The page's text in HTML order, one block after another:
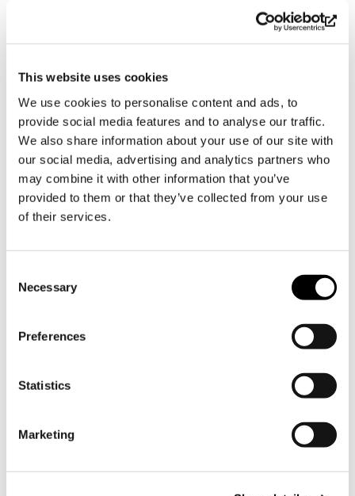
This website uses cookies
We use cookies to personalise content and ads, to
provide social media features and to analyse our traffic.
We also share information about your use of our site with
our social media, advertising and analytics partners who
may combine it with other information that you’ve
provided to them or that they’ve collected from your use
of their services.
Selection
Necessary
Preferences
Statistics
Marketing
Tervetuloa tutustumaan Amos Andersonin
taidekokoelmaan sekä vaihtuviin
taidenäyttelyihimme!
Voit lukea lisää Amos Andersonista
osoitteessaamoshem.fi .
Vaihtuvat taidenäyttelyt
Ryhmävaraukset